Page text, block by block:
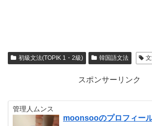
初級文法(TOPIK 1・2級) 韓国語文法
スポンサーリンク
管理人ムンス
moonsooのプロフィー